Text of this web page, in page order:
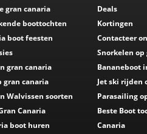
gran canaria
boottochten
boot feesten
gran canaria
gran canaria
Walvissen soorten
Canaria
boot huren
Deals
Kortingen
Contacteer
Snorkelen
Bananeboot
Jet ski rijden
Parasailing
Beste Boot
Canaria